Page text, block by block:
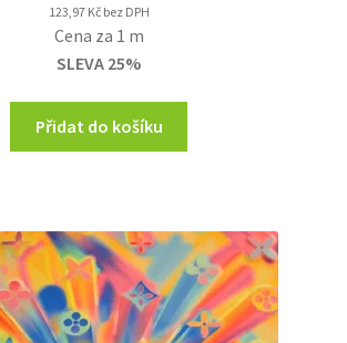
price
was:
200,00 Kč.
123,97 Kčbez DPH
Cena za 1 m
SLEVA 25%
Přidat do košíku